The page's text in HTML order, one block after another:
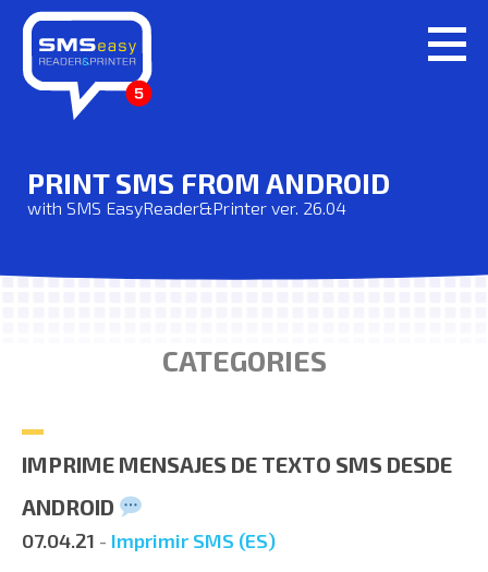
PRINT SMS FROM ANDROID
with SMS EasyReader&Printer ver. 26.04
CATEGORIES
IMPRIME MENSAJES DE TEXTO SMS DESDE
ANDROID
07.04.21 - Imprimir SMS (ES)